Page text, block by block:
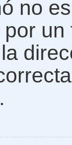
no